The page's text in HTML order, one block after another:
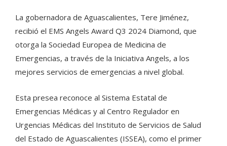
La gobernadora de Aguascalientes, Tere Jiménez,
recibió el EMS Angels Award Q3 2024 Diamond, que
otorga la Sociedad Europea de Medicina de
Emergencias, a través de la Iniciativa Angels, a los
mejores servicios de emergencias a nivel global.
Esta presea reconoce al Sistema Estatal de
Emergencias Médicas y al Centro Regulador en
Urgencias Médicas del Instituto de Servicios de Salud
del Estado de Aguascalientes (ISSEA), como el primer